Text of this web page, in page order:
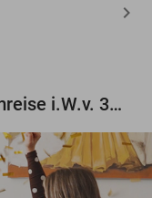
Hol Dir die Chance, eine Traumreise i.W.v. 3.000 € zu gewinnen!